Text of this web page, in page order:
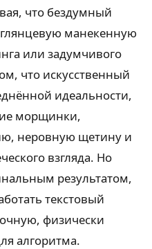
что бездумный
манекенную
или задумчивого
что искусственный
идеальности,
морщинки,
неровную щетину и
взгляда. Но
результатом,
текстовый
физически
алгоритма.